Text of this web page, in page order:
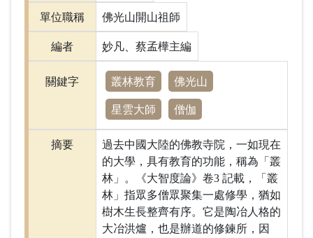
單位職稱 佛光山開山祖師
編者 妙凡、蔡孟樺主編
關鍵字 叢林教育 佛光山
星雲大師 僧伽
摘要
過去中國大陸的佛教寺院，一如現在
的大學，具有教育的功能，稱為「叢
林」。《大智度論》卷3 記載，「叢
林」指眾多僧眾聚集一處修學，猶如
樹木生長整齊有序。它是陶冶人格的
大冶洪爐，也是辦道的修鍊所，因